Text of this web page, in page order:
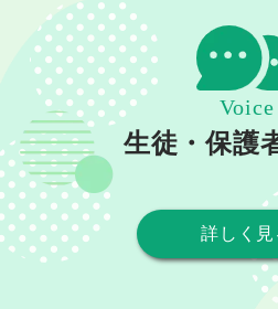
Voice
生徒・保護
詳しく見